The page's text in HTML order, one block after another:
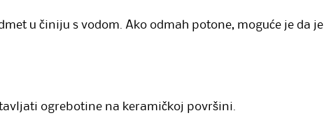
u činiju s vodom. Ako odmah potone, moguće je da je
ogrebotine na keramičkoj površini.